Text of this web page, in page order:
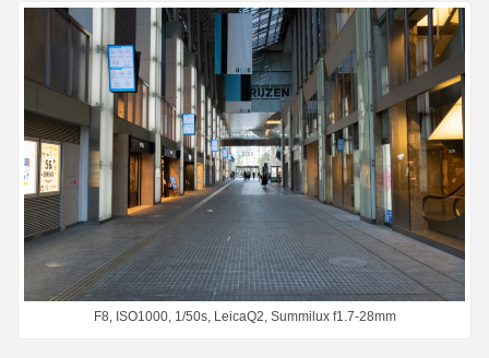
F8, ISO1000, 1/50s, LeicaQ2, Summilux f1.7-28mm